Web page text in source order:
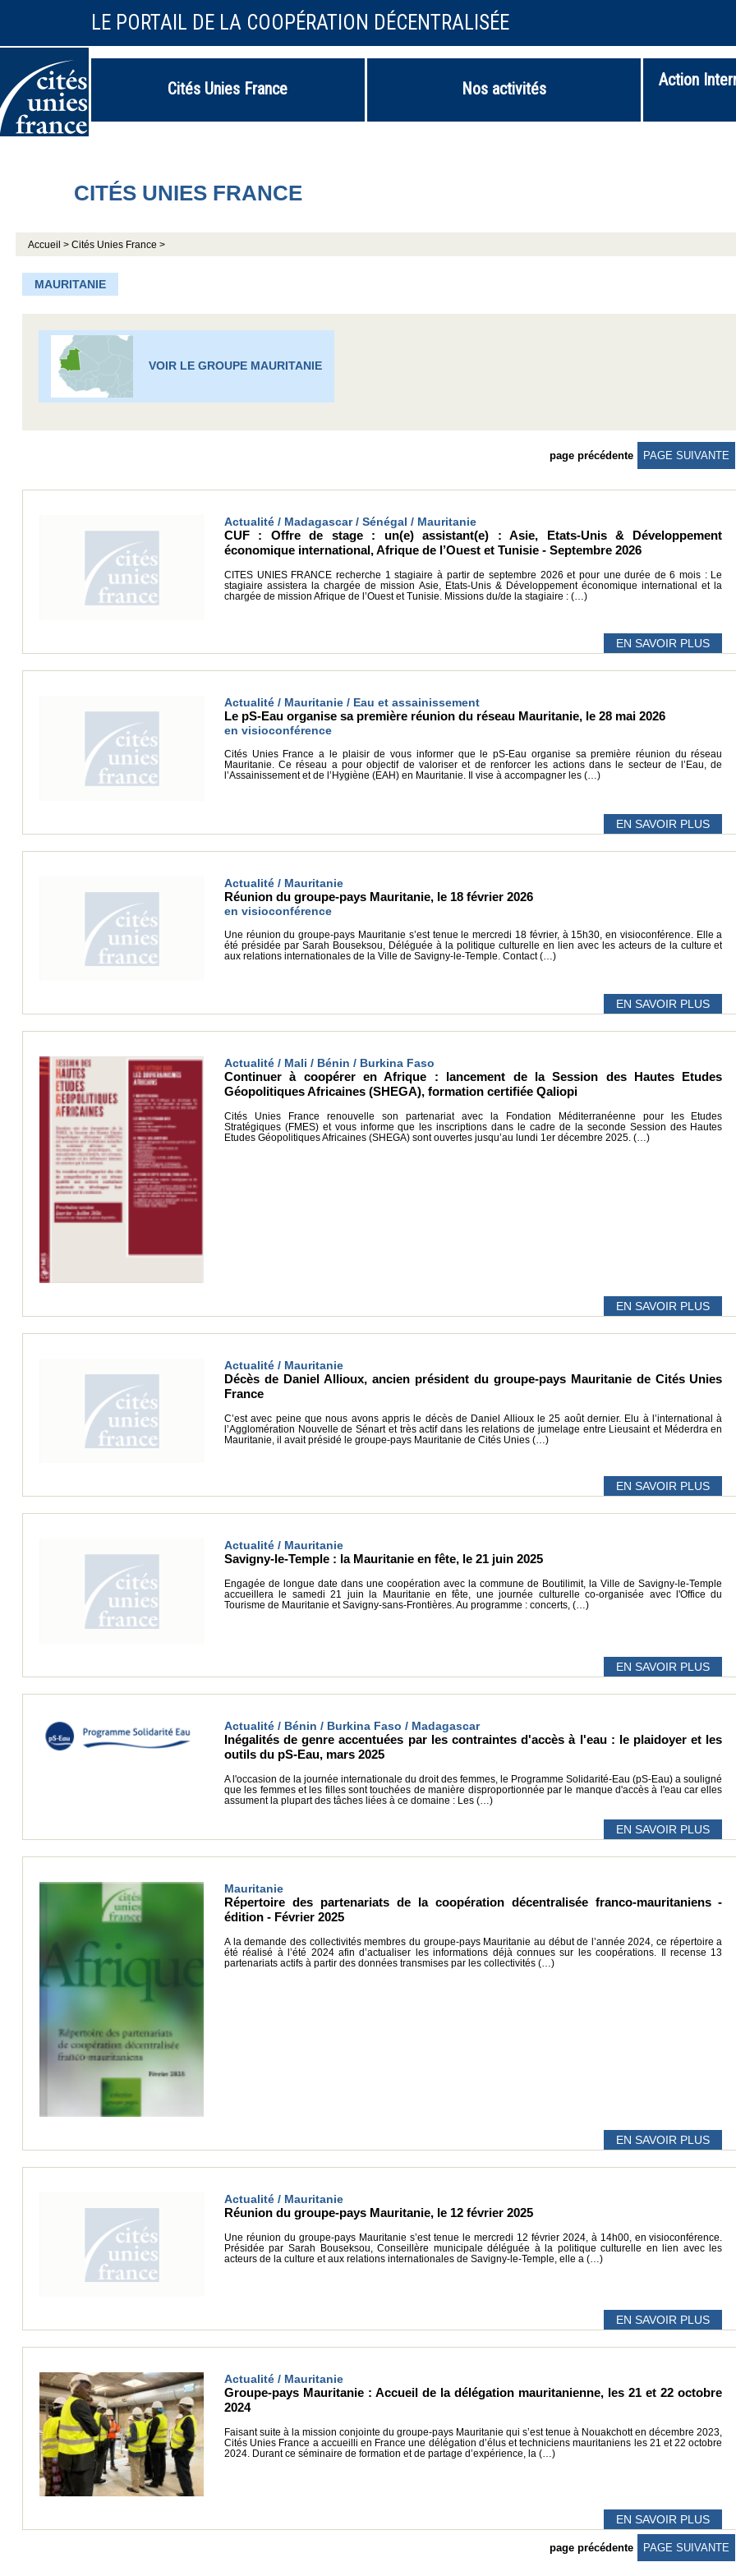
LE PORTAIL DE LA COOPÉRATION DÉCENTRALISÉE
Cités Unies France Nos activités
Action
CITÉS UNIES FRANCE
Accueil > Cités Unies France >
MAURITANIE
VOIR LE GROUPE MAURITANIE
page précédente PAGE SUIVANTE
Actualité / Madagascar / Sénégal / Mauritanie
CUF : Offre de stage : un(e) assistant(e) : Asie, Etats-Unis & Développement
économique international, Afrique de l’Ouest et Tunisie - Septembre 2026
CITES UNIES FRANCE recherche 1 stagiaire à partir de septembre 2026 et pour une durée de 6 mois : Le
stagiaire assistera la chargée de mission Asie, Etats-Unis & Développement économique international et la
chargée de mission Afrique de l’Ouest et Tunisie. Missions du/de la stagiaire : (…)
EN SAVOIR PLUS
Actualité / Mauritanie / Eau et assainissement
Le pS-Eau organise sa première réunion du réseau Mauritanie, le 28 mai 2026
en visioconférence
Cités Unies France a le plaisir de vous informer que le pS-Eau organise sa première réunion du réseau
Mauritanie. Ce réseau a pour objectif de valoriser et de renforcer les actions dans le secteur de l’Eau, de
l’Assainissement et de l’Hygiène (EAH) en Mauritanie. Il vise à accompagner les (…)
EN SAVOIR PLUS
Actualité / Mauritanie
Réunion du groupe-pays Mauritanie, le 18 février 2026
en visioconférence
Une réunion du groupe-pays Mauritanie s’est tenue le mercredi 18 février, à 15h30, en visioconférence. Elle a
été présidée par Sarah Bouseksou, Déléguée à la politique culturelle en lien avec les acteurs de la culture et
aux relations internationales de la Ville de Savigny-le-Temple. Contact (…)
EN SAVOIR PLUS
Actualité / Mali / Bénin / Burkina Faso
Continuer à coopérer en Afrique : lancement de la Session des Hautes Etudes
Géopolitiques Africaines (SHEGA), formation certifiée Qaliopi
Cités Unies France renouvelle son partenariat avec la Fondation Méditerranéenne pour les Etudes
Stratégiques (FMES) et vous informe que les inscriptions dans le cadre de la seconde Session des Hautes
Etudes Géopolitiques Africaines (SHEGA) sont ouvertes jusqu’au lundi 1er décembre 2025. (…)
EN SAVOIR PLUS
Actualité / Mauritanie
Décès de Daniel Allioux, ancien président du groupe-pays Mauritanie de Cités Unies
France
C’est avec peine que nous avons appris le décès de Daniel Allioux le 25 août dernier. Elu à l’international à
l’Agglomération Nouvelle de Sénart et très actif dans les relations de jumelage entre Lieusaint et Méderdra en
Mauritanie, il avait présidé le groupe-pays Mauritanie de Cités Unies (…)
EN SAVOIR PLUS
Actualité / Mauritanie
Savigny-le-Temple : la Mauritanie en fête, le 21 juin 2025
Engagée de longue date dans une coopération avec la commune de Boutilimit, la Ville de Savigny-le-Temple
accueillera le samedi 21 juin la Mauritanie en fête, une journée culturelle co-organisée avec l'Office du
Tourisme de Mauritanie et Savigny-sans-Frontières. Au programme : concerts, (…)
EN SAVOIR PLUS
Actualité / Bénin / Burkina Faso / Madagascar
Inégalités de genre accentuées par les contraintes d'accès à l'eau : le plaidoyer et les
outils du pS-Eau, mars 2025
A l'occasion de la journée internationale du droit des femmes, le Programme Solidarité-Eau (pS-Eau) a souligné
que les femmes et les filles sont touchées de manière disproportionnée par le manque d'accès à l'eau car elles
assument la plupart des tâches liées à ce domaine : Les (…)
EN SAVOIR PLUS
Mauritanie
Répertoire des partenariats de la coopération décentralisée franco-mauritaniens -
édition - Février 2025
A la demande des collectivités membres du groupe-pays Mauritanie au début de l’année 2024, ce répertoire a
été réalisé à l’été 2024 afin d’actualiser les informations déjà connues sur les coopérations. Il recense 13
partenariats actifs à partir des données transmises par les collectivités (…)
EN SAVOIR PLUS
Actualité / Mauritanie
Réunion du groupe-pays Mauritanie, le 12 février 2025
Une réunion du groupe-pays Mauritanie s’est tenue le mercredi 12 février 2024, à 14h00, en visioconférence.
Présidée par Sarah Bouseksou, Conseillère municipale déléguée à la politique culturelle en lien avec les
acteurs de la culture et aux relations internationales de Savigny-le-Temple, elle a (…)
EN SAVOIR PLUS
Actualité / Mauritanie
Groupe-pays Mauritanie : Accueil de la délégation mauritanienne, les 21 et 22 octobre
2024
Faisant suite à la mission conjointe du groupe-pays Mauritanie qui s’est tenue à Nouakchott en décembre 2023,
Cités Unies France a accueilli en France une délégation d’élus et techniciens mauritaniens les 21 et 22 octobre
2024. Durant ce séminaire de formation et de partage d’expérience, la (…)
EN SAVOIR PLUS
page précédente PAGE SUIVANTE